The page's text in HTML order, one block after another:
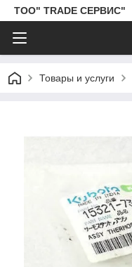
ТОО" TRADE СЕРВИС"
Товары и услуги